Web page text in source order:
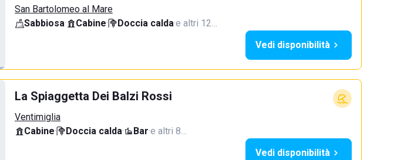
San Bartolomeo al Mare
Sabbiosa· Cabine· Doccia calda·e altri 12…
Vedi disponibilità
La Spiaggetta Dei Balzi Rossi
Ventimiglia
Cabine· Doccia calda· Bar·e altri 8…
Vedi disponibilità